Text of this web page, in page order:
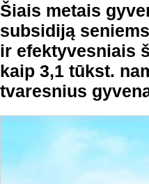
Šiais metais
subsidiją
ir efektyvesniais
kaip 3,1 tūkst.
tvaresnius